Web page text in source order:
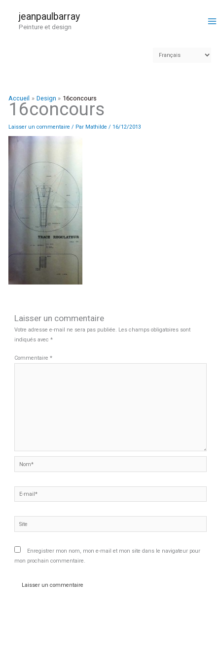
contenu
jeanpaulbarray
Peinture et design
Accueil Design 16concours
16concours
Laisser un commentaire / Par Mathilde / 16/12/2013
Laisser un commentaire
Votre adresse e-mail ne sera pas publiée. Les champs obligatoires sont
indiqués avec*
Commentaire*
mail*
Enregistrer mon nom, mon e-mail et mon site dans le navigateur pour
mon prochain commentaire.